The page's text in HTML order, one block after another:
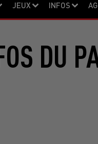
JEUX INFOS
DU